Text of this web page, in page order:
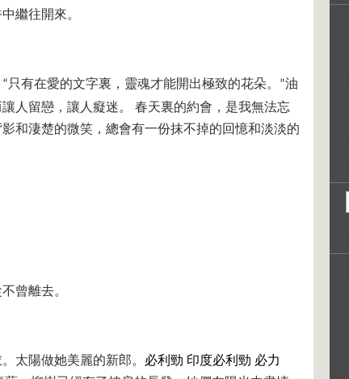
繼往開來。
“ 只有在愛的文字裏，靈魂才能開出極致的花朵。 ”油
人留戀，讓人癡迷。 春天裏的約會，是我無法忘
和淒楚的微笑，總會有一份抹不掉的回憶和淡淡的
曾離去。
太陽做她美麗的新郎。 必利勁 印度必利勁 必力